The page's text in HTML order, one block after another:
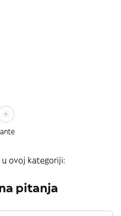
u ovoj kategoriji:
pitanja